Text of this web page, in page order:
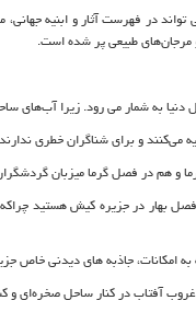
در فهرست آثار و ابنیه
مرجان‌های طبیعی پر شده است.
به شمار می رود. زیرا آب‌های
می‌کنند و برای شناگران خطری
و هم در فصل گرما میزبان
بهار در جزیره کیش هستید چراکه
به امکانات، جاذبه های دیدنی خاص
آفتاب در کنار ساحل صخره‌ای